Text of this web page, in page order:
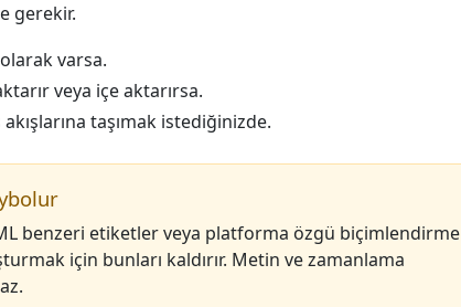
gerekir.
varsa.
veya içe aktarırsa.
taşımak istediğinizde.
benzeri etiketler veya platforma özgü biçimlendirme
için bunları kaldırır. Metin ve zamanlama